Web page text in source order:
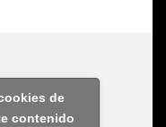
de
contenido